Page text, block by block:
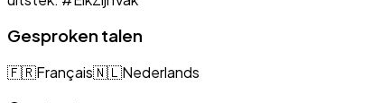
Gesproken talen
🇫🇷Français🇳🇱Nederlands